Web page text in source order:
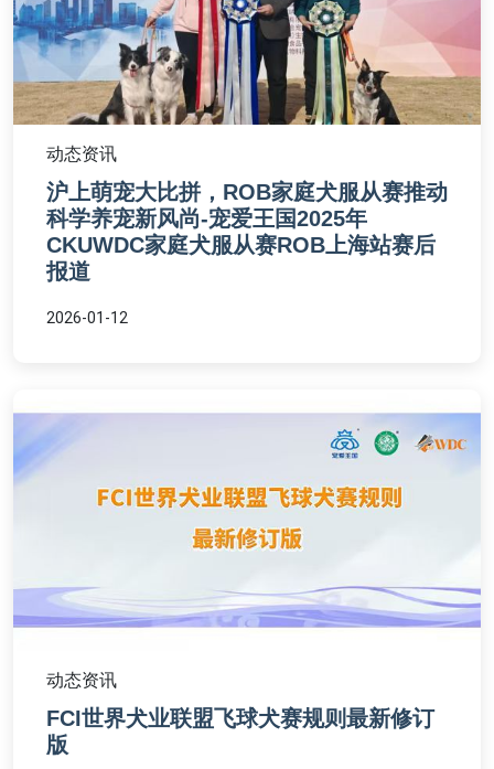
动态资讯
沪上萌宠大比拼，ROB家庭犬服从赛推动
科学养宠新风尚-宠爱王国2025年
CKUWDC家庭犬服从赛ROB上海站赛后
报道
2026-01-12
动态资讯
FCI世界犬业联盟飞球犬赛规则最新修订
版